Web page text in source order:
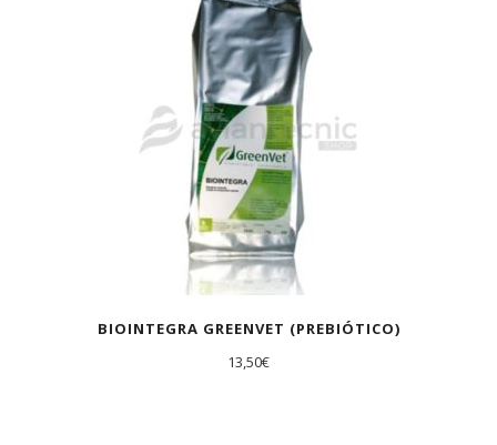
BIOINTEGRA GREENVET (PREBIÓTICO)
13,50€